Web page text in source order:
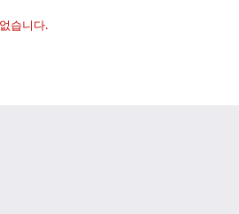
습니다.